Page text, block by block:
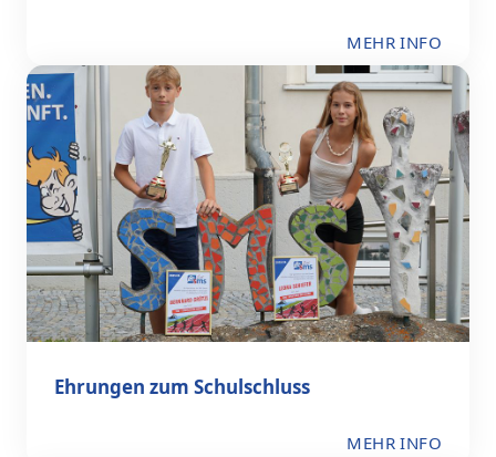
MEHR INFO
Ehrungen zum Schulschluss
MEHR INFO